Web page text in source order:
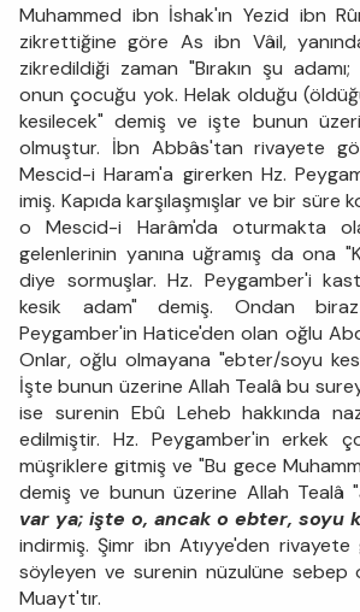
Muhammed ibn İshak'ın Yezid ibn
zikrettiğine göre As ibn Vâil,
zikredildiği zaman "Bırakın şu
onun çocuğu yok. Helak olduğu
kesilecek" demiş ve işte bunun
olmuştur. İbn Abbâs'tan rivayete
Mescid-i Haram'a girerken Hz.
imiş. Kapıda karşılaşmışlar ve bir süre
o Mescid-i Harâm'da oturmakta
gelenlerinin yanına uğramış da ona
diye sormuşlar. Hz. Peygamber'i
kesik adam" demiş. Ondan
Peygamber'in Hatice'den olan oğlu
Onlar, oğlu olmayana "ebter/soyu
İşte bunun üzerine Allah Tealâ bu
ise surenin Ebû Leheb hakkında
edilmiştir. Hz. Peygamber'in erkek
müşriklere gitmiş ve "Bu gece
demiş ve bunun üzerine Allah Tealâ "
var ya; işte o, ancak o ebter, soyu
indirmiş. Şimr ibn Atıyye'den
söyleyen ve surenin nüzulüne sebep
Muayt'tır.